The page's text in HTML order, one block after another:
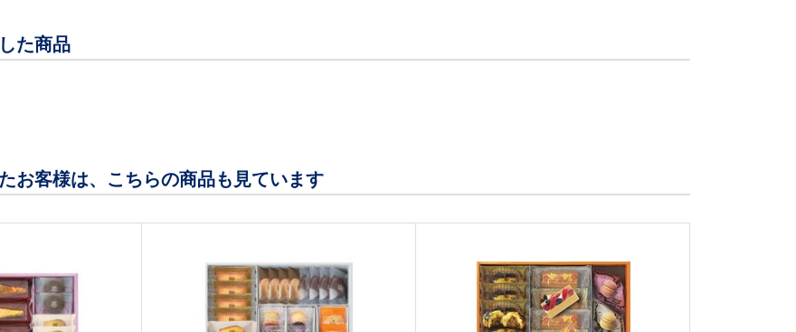
た商品
お客様は、こちらの商品も見ています